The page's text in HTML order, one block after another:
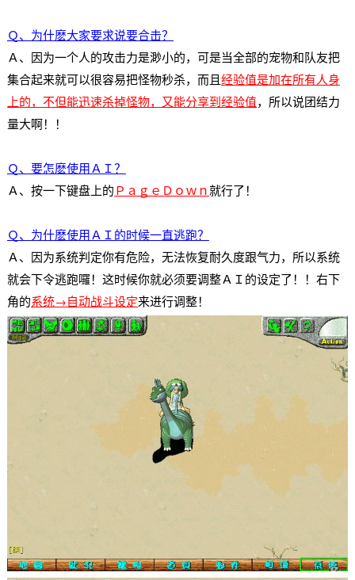
Ｑ、为什麽大家要求说要合击？
Ａ、因为一个人的攻击力是渺小的，可是当全部的宠物和队友把
集合起来就可以很容易把怪物秒杀，而且经验值是加在所有人身
上的，不但能迅速杀掉怪物，又能分享到经验值，所以说团结力
量大啊！！
Ｑ、要怎麽使用ＡＩ？
Ａ、按一下键盘上的ＰａｇｅＤｏｗｎ就行了！
Ｑ、为什麽使用ＡＩ的时候一直逃跑？
Ａ、因为系统判定你有危险，无法恢复耐久度跟气力，所以系统
就会下令逃跑囉！这时候你就必须要调整ＡＩ的设定了！！右下
角的系统→自动战斗设定来进行调整！